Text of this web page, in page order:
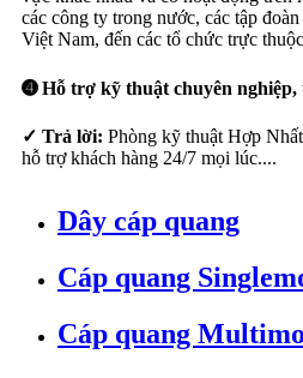
các công ty trong nước, các tập
Việt Nam, đến các tổ chức trực
➍ Hỗ trợ kỹ thuật chuyên nghiệp,
✓ Trả lời: Phòng kỹ thuật Hợp
hỗ trợ khách hàng 24/7 mọi lúc....
Dây cáp quang
Cáp quang
Cáp quang